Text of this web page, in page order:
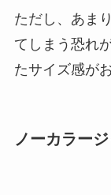
ただし、あま
てしまう恐れ
たサイズ感が
ノーカラー